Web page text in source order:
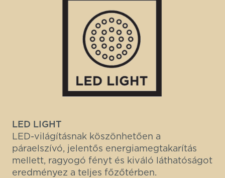
LED LIGHT
LED-világításnak köszönhetően a
páraelszívó, jelentős energiamegtakarítás
mellett, ragyogó fényt és kiváló láthatóságot
eredményez a teljes főzőtérben.